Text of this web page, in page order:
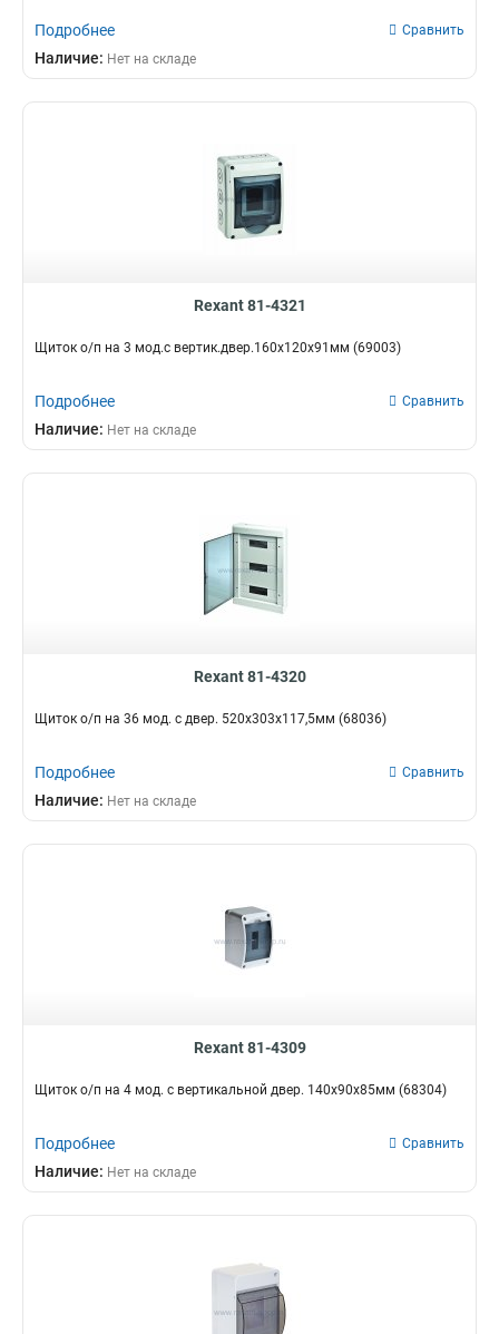
Подробнее Сравнить
Наличие: Нет на складе
Rexant 81-4321
Щиток о/п на 3 мод.с вертик.двер.160х120х91мм (69003)
Подробнее Сравнить
Наличие: Нет на складе
Rexant 81-4320
Щиток о/п на 36 мод. с двер. 520х303х117,5мм (68036)
Подробнее Сравнить
Наличие: Нет на складе
Rexant 81-4309
Щиток о/п на 4 мод. с вертикальной двер. 140х90х85мм (68304)
Подробнее Сравнить
Наличие: Нет на складе